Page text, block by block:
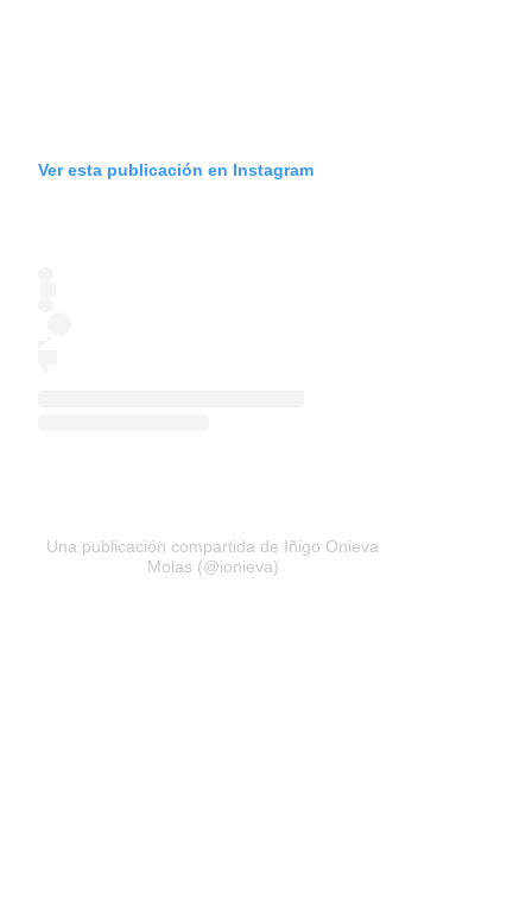
Ver esta publicación en Instagram
Una publicación compartida de Iñigo Onieva
Molas (@ionieva)